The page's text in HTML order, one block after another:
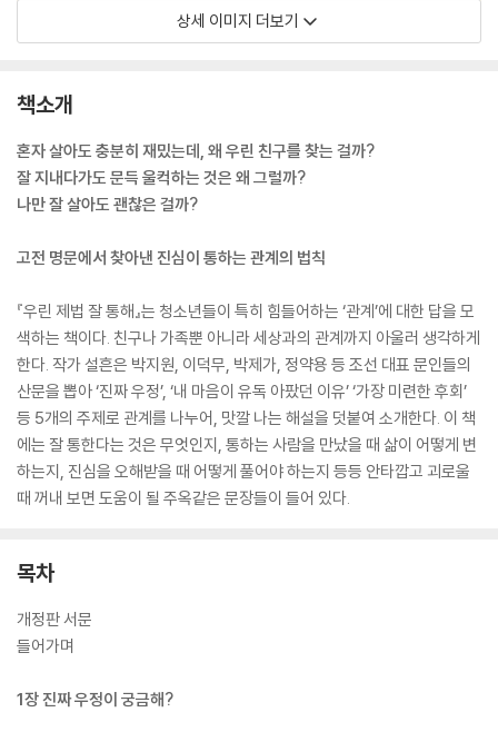
상세 이미지 더보기
책소개
혼자 살아도 충분히 재밌는데, 왜 우린 친구를 찾는 걸까?
잘 지내다가도 문득 울컥하는 것은 왜 그럴까?
나만 잘 살아도 괜찮은 걸까?
고전 명문에서 찾아낸 진심이 통하는 관계의 법칙
『우린 제법 잘 통해』는 청소년들이 특히 힘들어하는 ‘관계’에 대한 답을 모
색하는 책이다. 친구나 가족뿐 아니라 세상과의 관계까지 아울러 생각하게
한다. 작가 설흔은 박지원, 이덕무, 박제가, 정약용 등 조선 대표 문인들의
산문을 뽑아 ‘진짜 우정’, ‘내 마음이 유독 아팠던 이유’ ‘가장 미련한 후회’
등 5개의 주제로 관계를 나누어, 맛깔 나는 해설을 덧붙여 소개한다. 이 책
에는 잘 통한다는 것은 무엇인지, 통하는 사람을 만났을 때 삶이 어떻게 변
하는지, 진심을 오해받을 때 어떻게 풀어야 하는지 등등 안타깝고 괴로울
때 꺼내 보면 도움이 될 주옥같은 문장들이 들어 있다.
목차
개정판 서문
들어가며
1장 진짜 우정이 궁금해?